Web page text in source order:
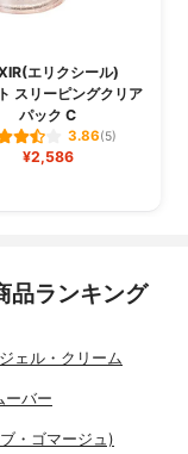
エリクシール)
スリーピングクリア
パック C
3.86(5)
¥2,586
品ランキング
ェル・クリーム
ーバー
・ゴマージュ)